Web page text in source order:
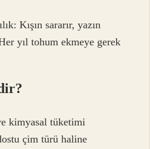
Kışın sararır, yazın
yıl tohum ekmeye gerek
kimyasal tüketimi
çim türü haline